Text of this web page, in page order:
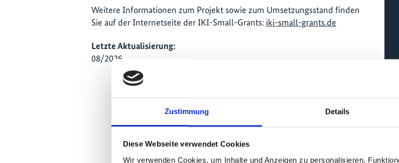
Zustimmung Details
Diese Webseite verwendet Cookies
Wir verwenden Cookies, um Inhalte und Anzeigen zu personalisieren,
Weitere Informationen zum Projekt sowie zum Umsetzungsstand finden
Sie auf der Internetseite der IKI-Small-Grants: iki-small-grants.de
Letzte Aktualisierung:
08/2026